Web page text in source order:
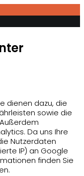
dienen dazu, die
sowie die
Da uns Ihre
Nutzerdaten
IP) an Google
finden Sie